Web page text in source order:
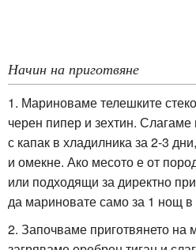
Начин на приготвяне
1. Мариноваме телешките
черен пипер и зехтин. Слагаме
с капак в хладилника за 2-3
и омекне. Ако месото е от
или подходящи за директно
да мариновате само за 1 нощ в
2. Започваме приготвянето на